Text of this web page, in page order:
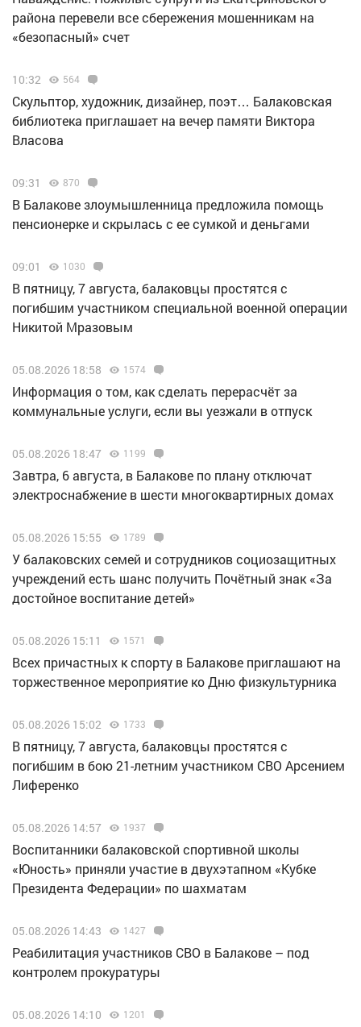
района перевели все сбережения мошенникам на
«безопасный» счет
10:32 564
Скульптор, художник, дизайнер, поэт… Балаковская
библиотека приглашает на вечер памяти Виктора
Власова
09:31 870
В Балакове злоумышленница предложила помощь
пенсионерке и скрылась с ее сумкой и деньгами
09:01 1030
В пятницу, 7 августа, балаковцы простятся с
погибшим участником специальной военной операции
Никитой Мразовым
05.08.2026 18:58 1574
Информация о том, как сделать перерасчёт за
коммунальные услуги, если вы уезжали в отпуск
05.08.2026 18:47 1199
Завтра, 6 августа, в Балакове по плану отключат
электроснабжение в шести многоквартирных домах
05.08.2026 15:55 1789
У балаковских семей и сотрудников социозащитных
учреждений есть шанс получить Почётный знак «За
достойное воспитание детей»
05.08.2026 15:11 1571
Всех причастных к спорту в Балакове приглашают на
торжественное мероприятие ко Дню физкультурника
05.08.2026 15:02 1733
В пятницу, 7 августа, балаковцы простятся с
погибшим в бою 21-летним участником СВО Арсением
Лиференко
05.08.2026 14:57 1937
Воспитанники балаковской спортивной школы
«Юность» приняли участие в двухэтапном «Кубке
Президента Федерации» по шахматам
05.08.2026 14:43 1427
Реабилитация участников СВО в Балакове – под
контролем прокуратуры
05.08.2026 14:10 1201